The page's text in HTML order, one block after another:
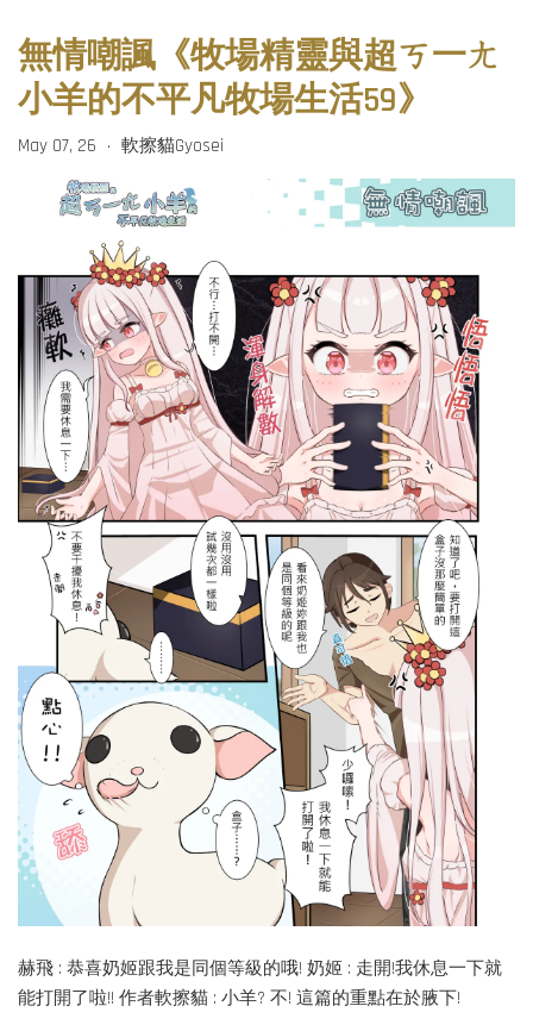
無情嘲諷《牧場精靈與超ㄎ一ㄤ
小羊的不平凡牧場生活59》
May 07, 26 • 軟擦貓Gyosei
赫飛 : 恭喜奶姬跟我是同個等級的哦! 奶姬 : 走開!我休息一下就
能打開了啦!! 作者軟擦貓 : 小羊? 不! 這篇的重點在於腋下!